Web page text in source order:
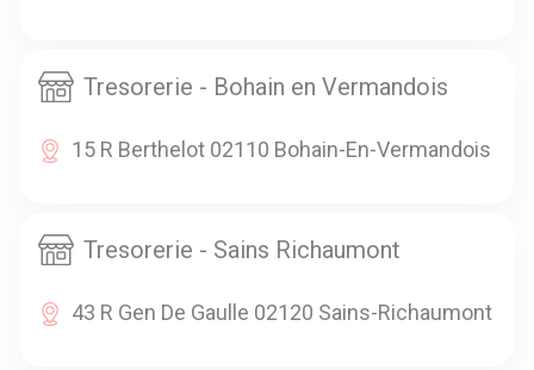
Tresorerie - Bohain en Vermandois
15 R Berthelot 02110 Bohain-En-Vermandois
Tresorerie - Sains Richaumont
43 R Gen De Gaulle 02120 Sains-Richaumont